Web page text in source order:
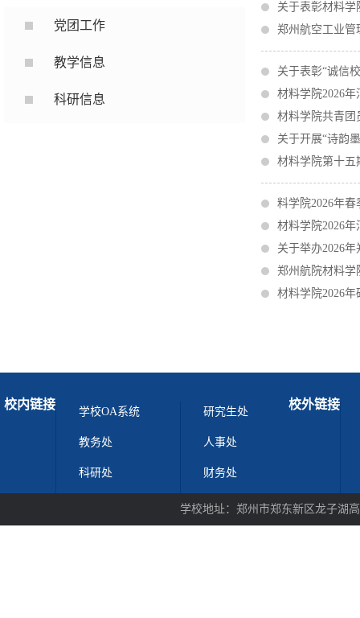
党团工作
教学信息
科研信息
关于表彰材料学
郑州航空工业管
关于表彰“诚信
材料学院2026
材料学院共青团
关于开展“诗韵
材料学院第十五
料学院2026年
材料学院2026
关于举办2026
郑州航院材料学
材料学院2026
校内链接
学校OA系统
教务处
科研处
研究生处
人事处
财务处
校外链接
学校地址：郑州市郑东新区龙子湖